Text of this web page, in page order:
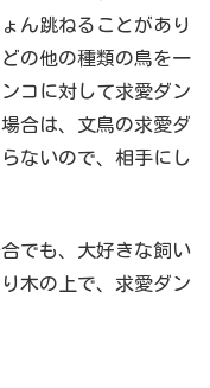
ん跳ねることがあり
の他の種類の鳥を一
コに対して求愛ダン
合は、文鳥の求愛ダ
ないので、相手にし
でも、大好きな飼い
木の上で、求愛ダン